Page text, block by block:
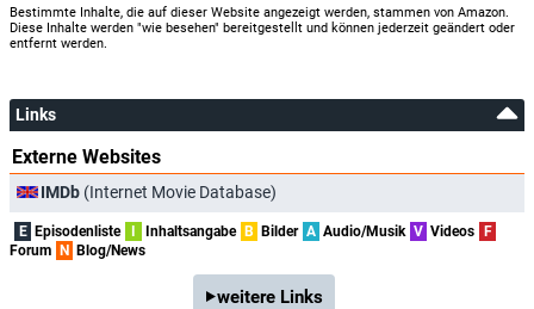
Bestimmte Inhalte, die auf dieser Website angezeigt werden, stammen von Amazon.
Diese Inhalte werden "wie besehen" bereitgestellt und können jederzeit geändert oder
entfernt werden.
Links
Externe Websites
IMDb (Internet Movie Database)
E Episodenliste I Inhaltsangabe B Bilder A Audio/Musik V Videos F
Forum N Blog/News
weitere Links